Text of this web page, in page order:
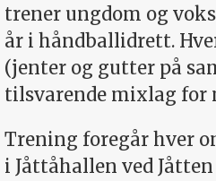
trener ungdom og
år i håndballidrett.
(jenter og gutter på
tilsvarende mixlag for
Trening foregår hver
i Jåttåhallen ved